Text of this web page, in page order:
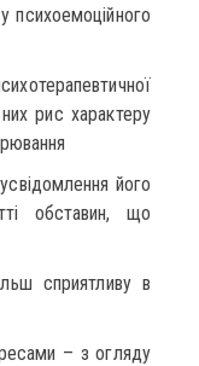
психоемоційного
рис характеру
його
обставин, що
сприятливу в
– з огляду